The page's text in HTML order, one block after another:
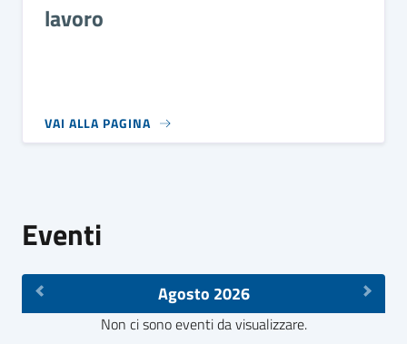
lavoro
VAI ALLA PAGINA
Eventi
Agosto 2026
Non ci sono eventi da visualizzare.